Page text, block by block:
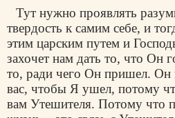
Тут нужно проявлять
твердость к самим себе, и
этим царским путем и
захочет нам дать то, что Он
то, ради чего Он пришел. Он
вас, чтобы Я ушел, потому
вам Утешителя. Потому что